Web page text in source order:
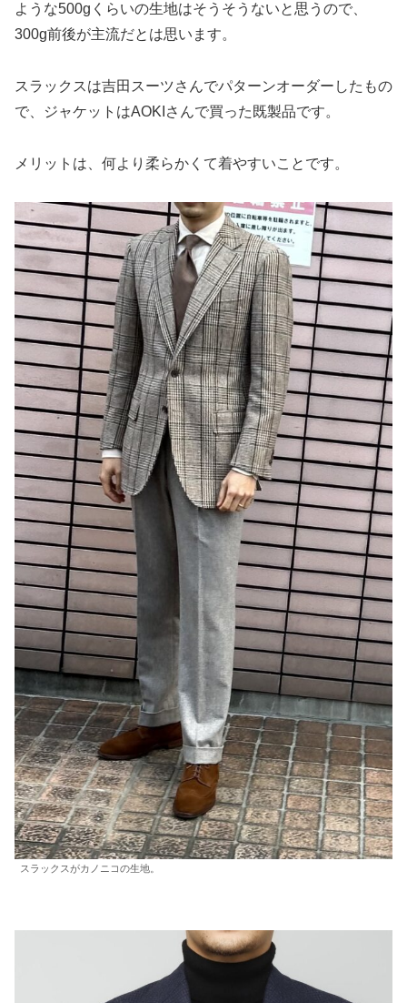
ような500gくらいの生地はそうそうないと思うので、
300g前後が主流だとは思います。
スラックスは吉田スーツさんでパターンオーダーしたもの
で、ジャケットはAOKIさんで買った既製品です。
メリットは、何より柔らかくて着やすいことです。
スラックスがカノニコの生地。